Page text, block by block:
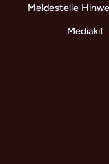
Meldestelle
Mediakit